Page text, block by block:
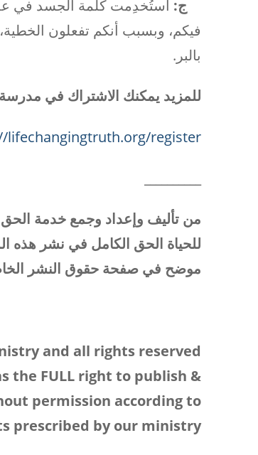
ج:
فيكم، وبسبب أنكم تفعلون
بالبر.
للمزيد يمكنك الاشتراك في
lifechangingtruth.org/register/
من تأليف وإعداد وجمع خدمة
للحياة الحق الكامل في نشر هذه
موضح في صفحة حقوق النشر
and all rights reserved
the FULL right to publish &
permission according to
prescribed by our ministry.